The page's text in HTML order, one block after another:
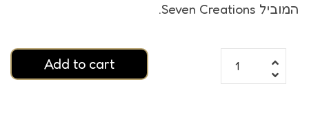
המוביל Seven Creations.
Add to cart